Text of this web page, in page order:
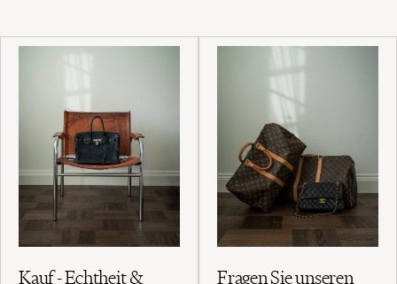
Kauf - Echtheit &
Fragen Sie unseren